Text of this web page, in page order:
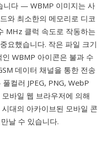
니다 — WBMP 이미지는 사
와 최소한의 메모리로 디코
MHz 클럭 속도로 작동하는
요했습니다. 작은 파일 크기
WBMP 아이콘은 불과 수
데이터 채널을 통한 전송
컬러 JPEG, PNG, WebP
바일 웹 브라우저에 의해
대의 아카이브된 모바일 콘
날 수 있습니다.